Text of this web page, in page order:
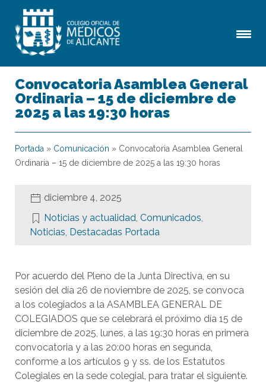
Convocatoria Asamblea General
Ordinaria – 15 de diciembre de
2025 a las 19:30 horas
Portada » Comunicación » Convocatoria Asamblea General
Ordinaria – 15 de diciembre de 2025 a las 19:30 horas
diciembre 4, 2025
Noticias y actualidad, Comunicados,
Noticias, Destacadas Portada
Por acuerdo del Pleno de la Junta Directiva, en su
sesión del día 26 de noviembre de 2025, se convoca
a los colegiados a la ASAMBLEA GENERAL DE
COLEGIADOS que se celebrará el próximo día 15 de
diciembre de 2025, lunes, a las 19:30 horas en primera
convocatoria y a las 20:00 horas en segunda,
conforme a los artículos 9 y ss. de los Estatutos
Colegiales en la sede colegial, para tratar el siguiente.